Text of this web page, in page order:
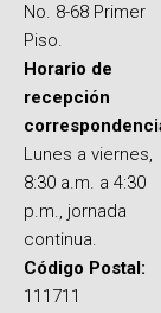
No. 8-68 Primer
Piso.
Horario de
recepción
Lunes a viernes,
8:30 a.m. a 4:30
p.m., jornada
continua.
Código Postal:
111711